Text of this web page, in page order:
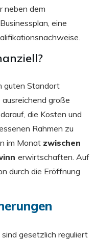
neben dem
eine
guten Standort
große
die Kosten und
Rahmen zu
im Monat zwischen
erwirtschaften. Auf
durch die Eröffnung
gesetzlich reguliert